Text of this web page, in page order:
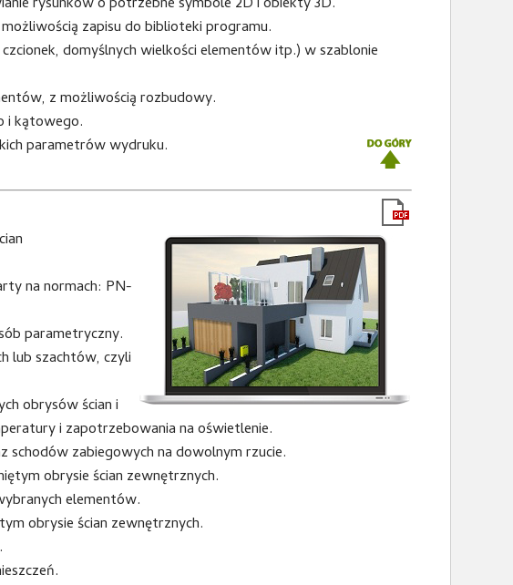
zapisu do biblioteki programu.
domyślnych wielkości elementów itp.) w szablonie
z możliwością rozbudowy.
i kątowego.
parametrów wydruku.
na normach: PN-
parametryczny.
lub szachtów, czyli
obrysów ścian i
i zapotrzebowania na oświetlenie.
zabiegowych na dowolnym rzucie.
obrysie ścian zewnętrznych.
elementów.
obrysie ścian zewnętrznych.